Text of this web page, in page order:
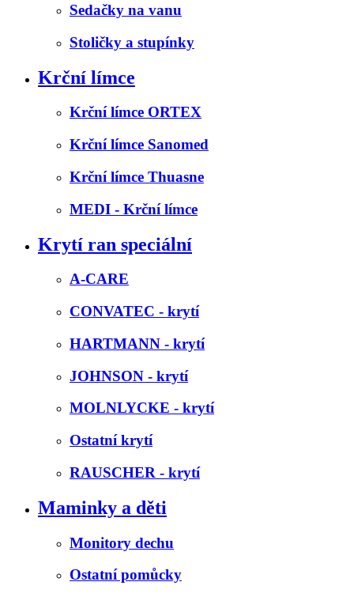
Sedačky na vanu
Stoličky a stupínky
Krční límce
Krční límce ORTEX
Krční límce Sanomed
Krční límce Thuasne
MEDI - Krční límce
Krytí ran speciální
A-CARE
CONVATEC - krytí
HARTMANN - krytí
JOHNSON - krytí
MOLNLYCKE - krytí
Ostatní krytí
RAUSCHER - krytí
Maminky a děti
Monitory dechu
Ostatní pomůcky